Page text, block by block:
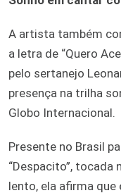
A artista também
a letra de “Quero
pelo sertanejo
presença na trilha
Globo Internacional.
Presente no Brasil
“Despacito”,
lento, ela afirma